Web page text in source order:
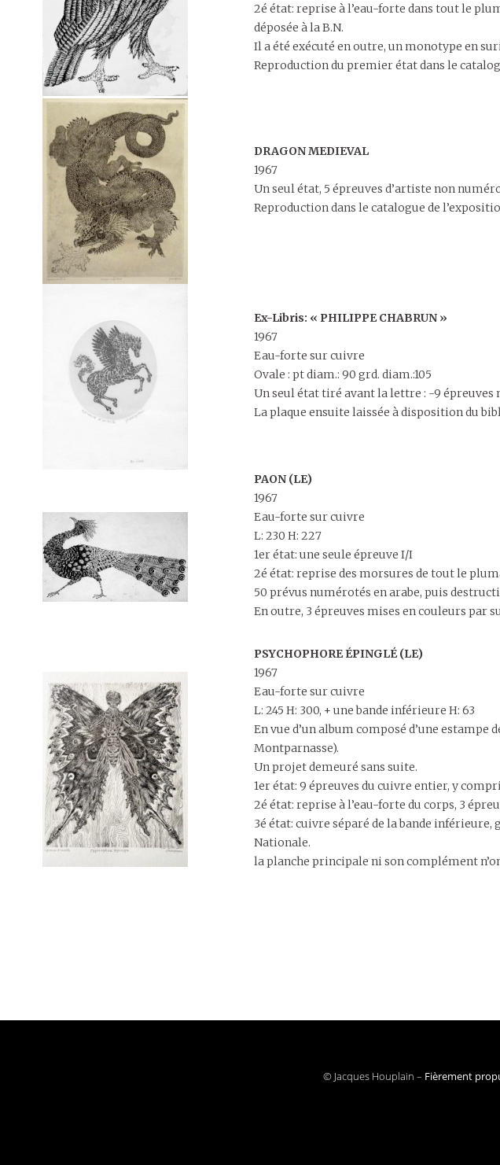
2é état: reprise à l’eau-forte dans tout le
déposée à la B.N.
Il a été exécuté en outre, un monotype en
Reproduction du premier état dans le
DRAGON MEDIEVAL
1967
Un seul état, 5 épreuves d’artiste non
Reproduction dans le catalogue de
Ex-Libris: « PHILIPPE CHABRUN »
1967
Eau-forte sur cuivre
Ovale : pt diam.: 90 grd. diam.:105
Un seul état tiré avant la lettre : -9 épreuves
La plaque ensuite laissée à disposition du
PAON (LE)
1967
Eau-forte sur cuivre
L: 230 H: 227
1er état: une seule épreuve I/I
2é état: reprise des morsures de tout le
50 prévus numérotés en arabe, puis
En outre, 3 épreuves mises en couleurs par
PSYCHOPHORE ÉPINGLÉ (LE)
1967
Eau-forte sur cuivre
L: 245 H: 300, + une bande inférieure H: 63
En vue d’un album composé d’une
Montparnasse).
Un projet demeuré sans suite.
1er état: 9 épreuves du cuivre entier, y
2é état: reprise à l’eau-forte du corps, 3
3é état: cuivre séparé de la bande
Nationale.
la planche principale ni son complément
© Jacques Houplain – Fièrement